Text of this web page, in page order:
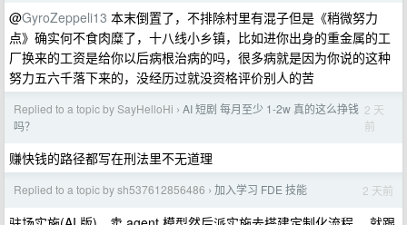
@GyroZeppeli13 本末倒置了，不排除村里有混子但是《稍微努力
点》确实何不食肉糜了，十八线小乡镇，比如进你出身的重金属的工
厂换来的工资是给你以后病根治病的吗，很多病就是因为你说的这种
努力五六千落下来的，没经历过就没资格评价别人的苦
Replied to a topic by SayHelloHi › AI 短剧 每月至少 1-2w 真的这么挣钱
吗？
2 天
前
赚快钱的路径都写在刑法里不无道理
Replied to a topic by sh537612856486 › 加入学习 FDE 技能 2 天前